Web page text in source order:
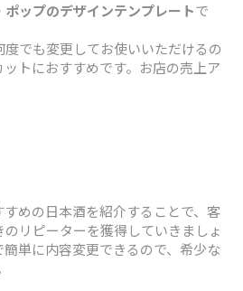
ポップのデザインテンプレートで
でも変更してお使いいただけるの
トにおすすめです。お店の売上ア
めの日本酒を紹介することで、客
リピーターを獲得していきましょ
単に内容変更できるので、希少な